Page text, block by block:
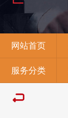
网站首页
服务分类